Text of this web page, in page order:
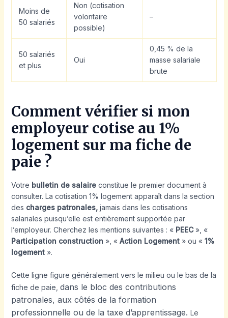
Moins de
50 salariés
Non (cotisation
volontaire
possible)
–
50 salariés
et plus
Oui
0,45 % de la
masse salariale
brute
Comment vérifier si mon
employeur cotise au 1%
logement sur ma fiche de
paie ?
Votre bulletin de salaireconstitue le premier document à
consulter. La cotisation 1% logement apparaît dans la section
des charges patronales,jamais dans les cotisations
salariales puisqu’elle est entièrement supportée par
l’employeur. Cherchez les mentions suivantes : « PEEC», «
Participation construction », « Action Logement» ou « 1%
logement».
Cette ligne figure généralement vers le milieu ou le bas de la
fiche de paie, dans le bloc des contributions
patronales, aux côtés de la formation
professionnelle ou de la taxe d’apprentissage. Le